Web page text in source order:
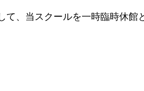
、当スクールを一時臨時休館